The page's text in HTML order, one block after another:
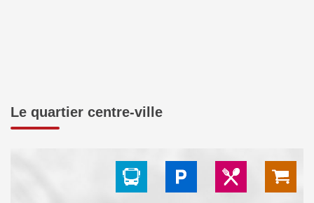
Le quartier centre-ville